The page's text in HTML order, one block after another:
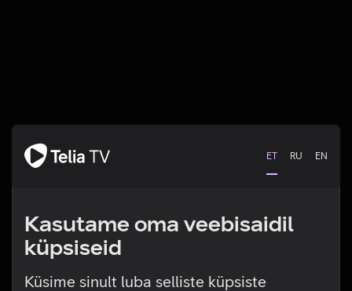
ET RU EN
Kasutame oma veebisaidil
küpsiseid
Küsime sinult luba selliste küpsiste